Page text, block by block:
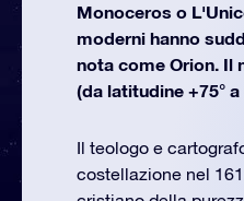
Monoceros o
moderni hanno
nota come Orion. Il
(da latitudine +75° a
Il teologo e
costellazione nel